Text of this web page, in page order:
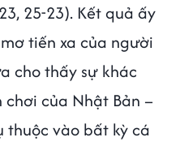
25-23). Kết quả ấy
tiến xa của người
cho thấy sự khác
của Nhật Bản –
thuộc vào bất kỳ cá